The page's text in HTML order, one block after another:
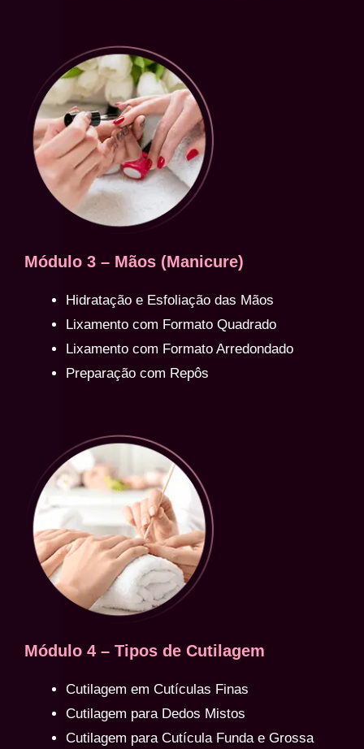
Módulo 3 – Mãos (Manicure)
Hidratação e Esfoliação das Mãos
Lixamento com Formato Quadrado
Lixamento com Formato Arredondado
Preparação com Repôs
Módulo 4 – Tipos de Cutilagem
Cutilagem em Cutículas Finas
Cutilagem para Dedos Mistos
Cutilagem para Cutícula Funda e Grossa